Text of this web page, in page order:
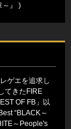
～』 )
ゲエを追求し
てきたFIRE
OF FB」以
“BLACK～
～People's